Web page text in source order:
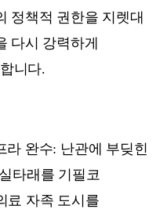
정책적 권한을 지렛대
다시 강력하게
니다.
라 완수: 난관에 부딪힌
타래를 기필코
료 자족 도시를